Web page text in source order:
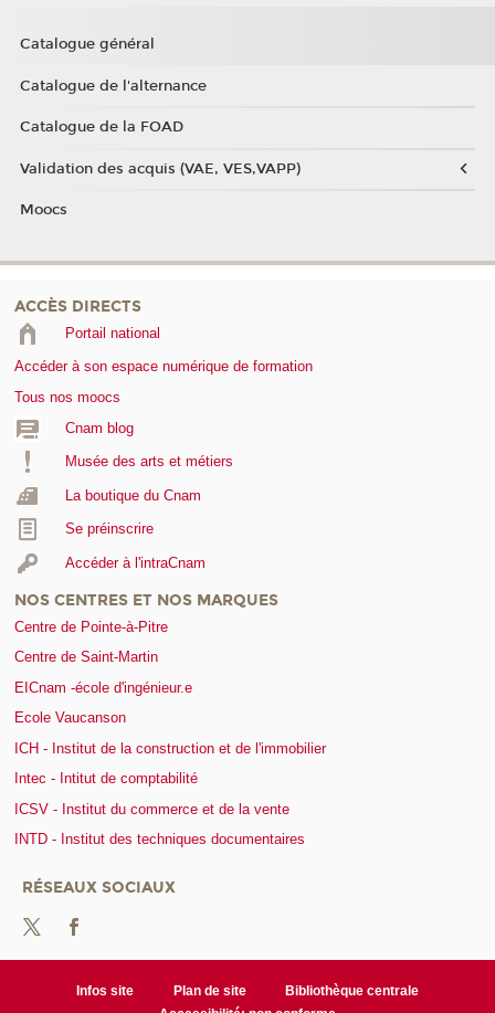
Catalogue général
Catalogue de l'alternance
Catalogue de la FOAD
Validation des acquis (VAE, VES,VAPP)
Moocs
ACCÈS DIRECTS
Portail national
Accéder à son espace numérique de formation
Tous nos moocs
Cnam blog
Musée des arts et métiers
La boutique du Cnam
Se préinscrire
Accéder à l'intraCnam
NOS CENTRES ET NOS MARQUES
Centre de Pointe-à-Pitre
Centre de Saint-Martin
EICnam -école d'ingénieur.e
Ecole Vaucanson
ICH - Institut de la construction et de l'immobilier
Intec - Intitut de comptabilité
ICSV - Institut du commerce et de la vente
INTD - Institut des techniques documentaires
RÉSEAUX SOCIAUX
Infos site Plan de site
Bibliothèque centrale